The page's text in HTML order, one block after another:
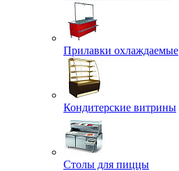
Прилавки охлаждаемые
Кондитерские витрины
Столы для пиццы